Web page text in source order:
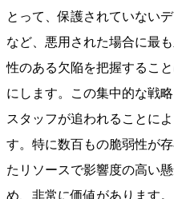
とって、保護されていない
など、悪用された場合に最
性のある欠陥を把握するこ
にします。この集中的な戦
スタッフが追われることに
す。特に数百もの脆弱性が
たリソースで影響度の高い
め、非常に価値があります。